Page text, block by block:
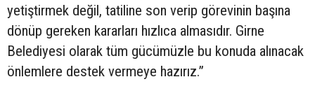
yetiştirmek değil, tatiline son verip görevinin başına
dönüp gereken kararları hızlıca almasıdır. Girne
Belediyesi olarak tüm gücümüzle bu konuda alınacak
önlemlere destek vermeye hazırız.”